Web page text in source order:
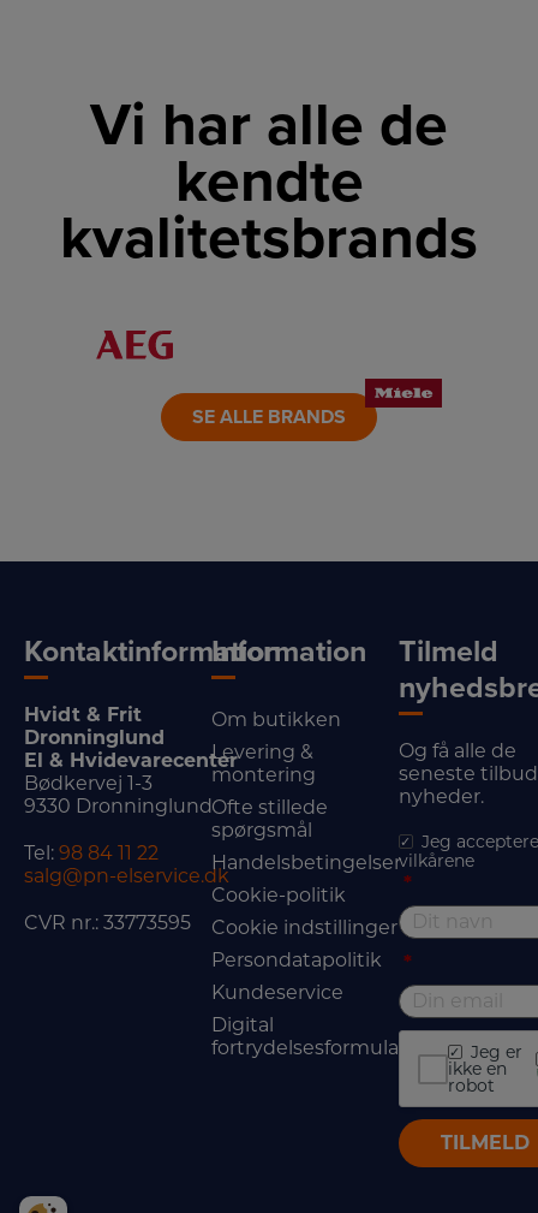
Vi har alle de
kendte
kvalitetsbrands
LINK
SE ALLE BRANDS
Kontaktinformation
Hvidt & Frit
Dronninglund
El & Hvidevarecenter
Bødkervej 1-3
9330 Dronninglund
Tel: 98 84 11 22
salg@pn-elservice.dk
CVR nr.: 33773595
Information
Om butikken
Levering &
montering
Ofte stillede
spørgsmål
Handelsbetingelser
Cookie-politik
Cookie indstillinger
Persondatapolitik
Kundeservice
Digital
fortrydelsesformular
Tilmeld
Og få alle de
seneste
nyheder.
Jeg
vilkårene
*
*
Jeg er
ikke en
robot